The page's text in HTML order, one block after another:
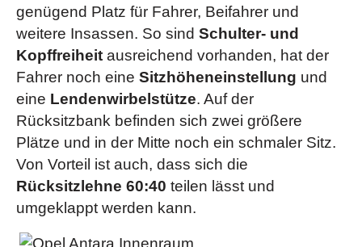
Laderaumabdeckung
Niveauregulierung (für alle Dieselmotoren)
Parkpilot, Einparkhilfe vorn und hinten (ab "Cosmo")
Quickheat Schnellheizsystem(für alle
Dieselmotoren)
Regensensor(ab "Cosmo")
Sitze(Lendenwirbelstütze und Sitzhöheneinstellung
für den Fahrersitz, Komfortsitze für Fahrer und Beifahrer,
Rücksitzlehne, 60:40 geteilt, umklappbar,
neigungseinstellbar)
Einparkhilfe vorn und hinten, Geschwindigkeitsregler)
Digitaler Radioempfang DAB+
Flex-Fix ® Fahrradträgersystem im Stoßfänger
integriert
Infotainment-System(4 x 20 Watt, 7 Lautsprecher,
Lenkradfernbedienung, Dachantenne, Graphic Info
Display (GID), geschwindigkeitsabhängige Lautstärke- und
Bassregelung, UKW/MW, Autostore, RDS-EON,
Fernbedienung am Lenkrad, Stereo-Eingang für externe
Audiogeräte (USB, Aux-In, Klinkenstecker 3,5 mm),
genügend Platz für Fahrer, Beifahrer und
weitere Insassen. So sind Schulter- und
Kopffreiheit ausreichend vorhanden, hat der
Fahrer noch eine Sitzhöheneinstellung und
eine Lendenwirbelstütze. Auf der
Rücksitzbank befinden sich zwei größere
Plätze und in der Mitte noch ein schmaler Sitz.
Von Vorteil ist auch, dass sich die
Rücksitzlehne 60:40 teilen lässt und
umgeklappt werden kann.